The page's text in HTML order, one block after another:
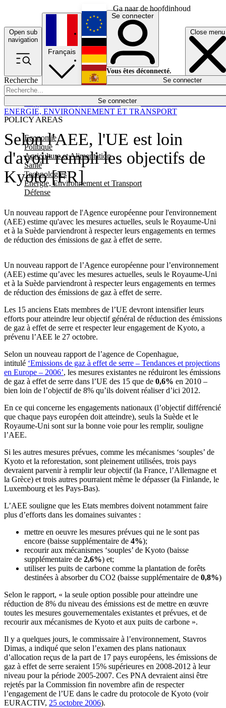
Ga naar de hoofdinhoud
Open sub
navigation
Close menu
Recherche
Se connecter
POLICY AREAS
Economie
Politique
Agriculture et Alimentation
Santé
Technologies
Energie, Environnement et Transport
Défense
Économie
Français
English
Deutsch
Español
Se connecter
Vous êtes déconnecté.
Se connecter
Selon l'AEE, l'UE est loin
d'avoir rempli les objectifs de
Kyoto [FR]
Un nouveau rapport de l'Agence européenne pour l'environnement
(AEE) estime qu'avec les mesures actuelles, seuls le Royaume-Uni
et à la Suède parviendront à respecter leurs engagements en termes
de réduction des émissions de gaz à effet de serre.
ENERGIE, ENVIRONNEMENT ET TRANSPORT
Un nouveau rapport de l’Agence européenne pour l’environnement
(AEE) estime qu’avec les mesures actuelles, seuls le Royaume-Uni
et à la Suède parviendront à respecter leurs engagements en termes
de réduction des émissions de gaz à effet de serre.
Les 15 anciens Etats membres de l’UE devront intensifier leurs
efforts pour atteindre leur objectif général de réduction des émissions
de gaz à effet de serre et respecter leur engagement de Kyoto, a
prévenu l’AEE le 27 octobre.
Selon un nouveau rapport de l’agence de Copenhague,
intitulé ‘Emissions de gaz à effet de serre – Tendances et projections
en Europe – 2006’, les mesures existantes ne réduiront les émissions
de gaz à effet de serre dans l’UE des 15 que de 0,6% en 2010 –
bien loin de l’objectif de 8% qu’ils doivent réaliser d’ici 2012.
En ce qui concerne les engagements nationaux (l’objectif différencié
que chaque pays européen doit atteindre), seuls la Suède et le
Royaume-Uni sont sur la bonne voie pour les remplir, souligne
l’AEE.
Si les autres mesures prévues, comme les mécanismes ‘souples’ de
Kyoto et la reforestation, sont pleinement utilisées, trois pays
devraient parvenir à remplir leur objectif (la France, l’Allemagne et
la Grèce) et trois autres pourraient même le dépasser (la Finlande, le
Luxembourg et les Pays-Bas).
L’AEE souligne que les Etats membres doivent notamment faire
plus d’efforts dans les domaines suivantes :
mettre en oeuvre les mesures prévues qui ne le sont pas
encore (baisse supplémentaire de 4%);
recourir aux mécanismes ‘souples’ de Kyoto (baisse
supplémentaire de 2,6%) et;
utiliser les puits de carbone comme la plantation de forêts
destinées à absorber du CO2 (baisse supplémentaire de 0,8%)
Selon le rapport, « la seule option possible pour atteindre une
réduction de 8% du niveau des émissions est de mettre en œuvre
toutes les mesures gouvernementales existantes et prévues, et de
recourir aux mécanismes de Kyoto et aux puits de carbone ».
Il y a quelques jours, le commissaire à l’environnement, Stavros
Dimas, a indiqué que selon l’examen des plans nationaux
d’allocation reçus de la part de 17 pays européens, les émissions de
gaz à effet de serre seraient 15% supérieures en 2008-2012 à leur
niveau pour la période 2005-2007. Ces PNA devraient ainsi être
rejetés par la Commission fin novembre afin de respecter
l’engagement de l’UE dans le cadre du protocole de Kyoto (voir
EURACTIV, 25 octobre 2006).